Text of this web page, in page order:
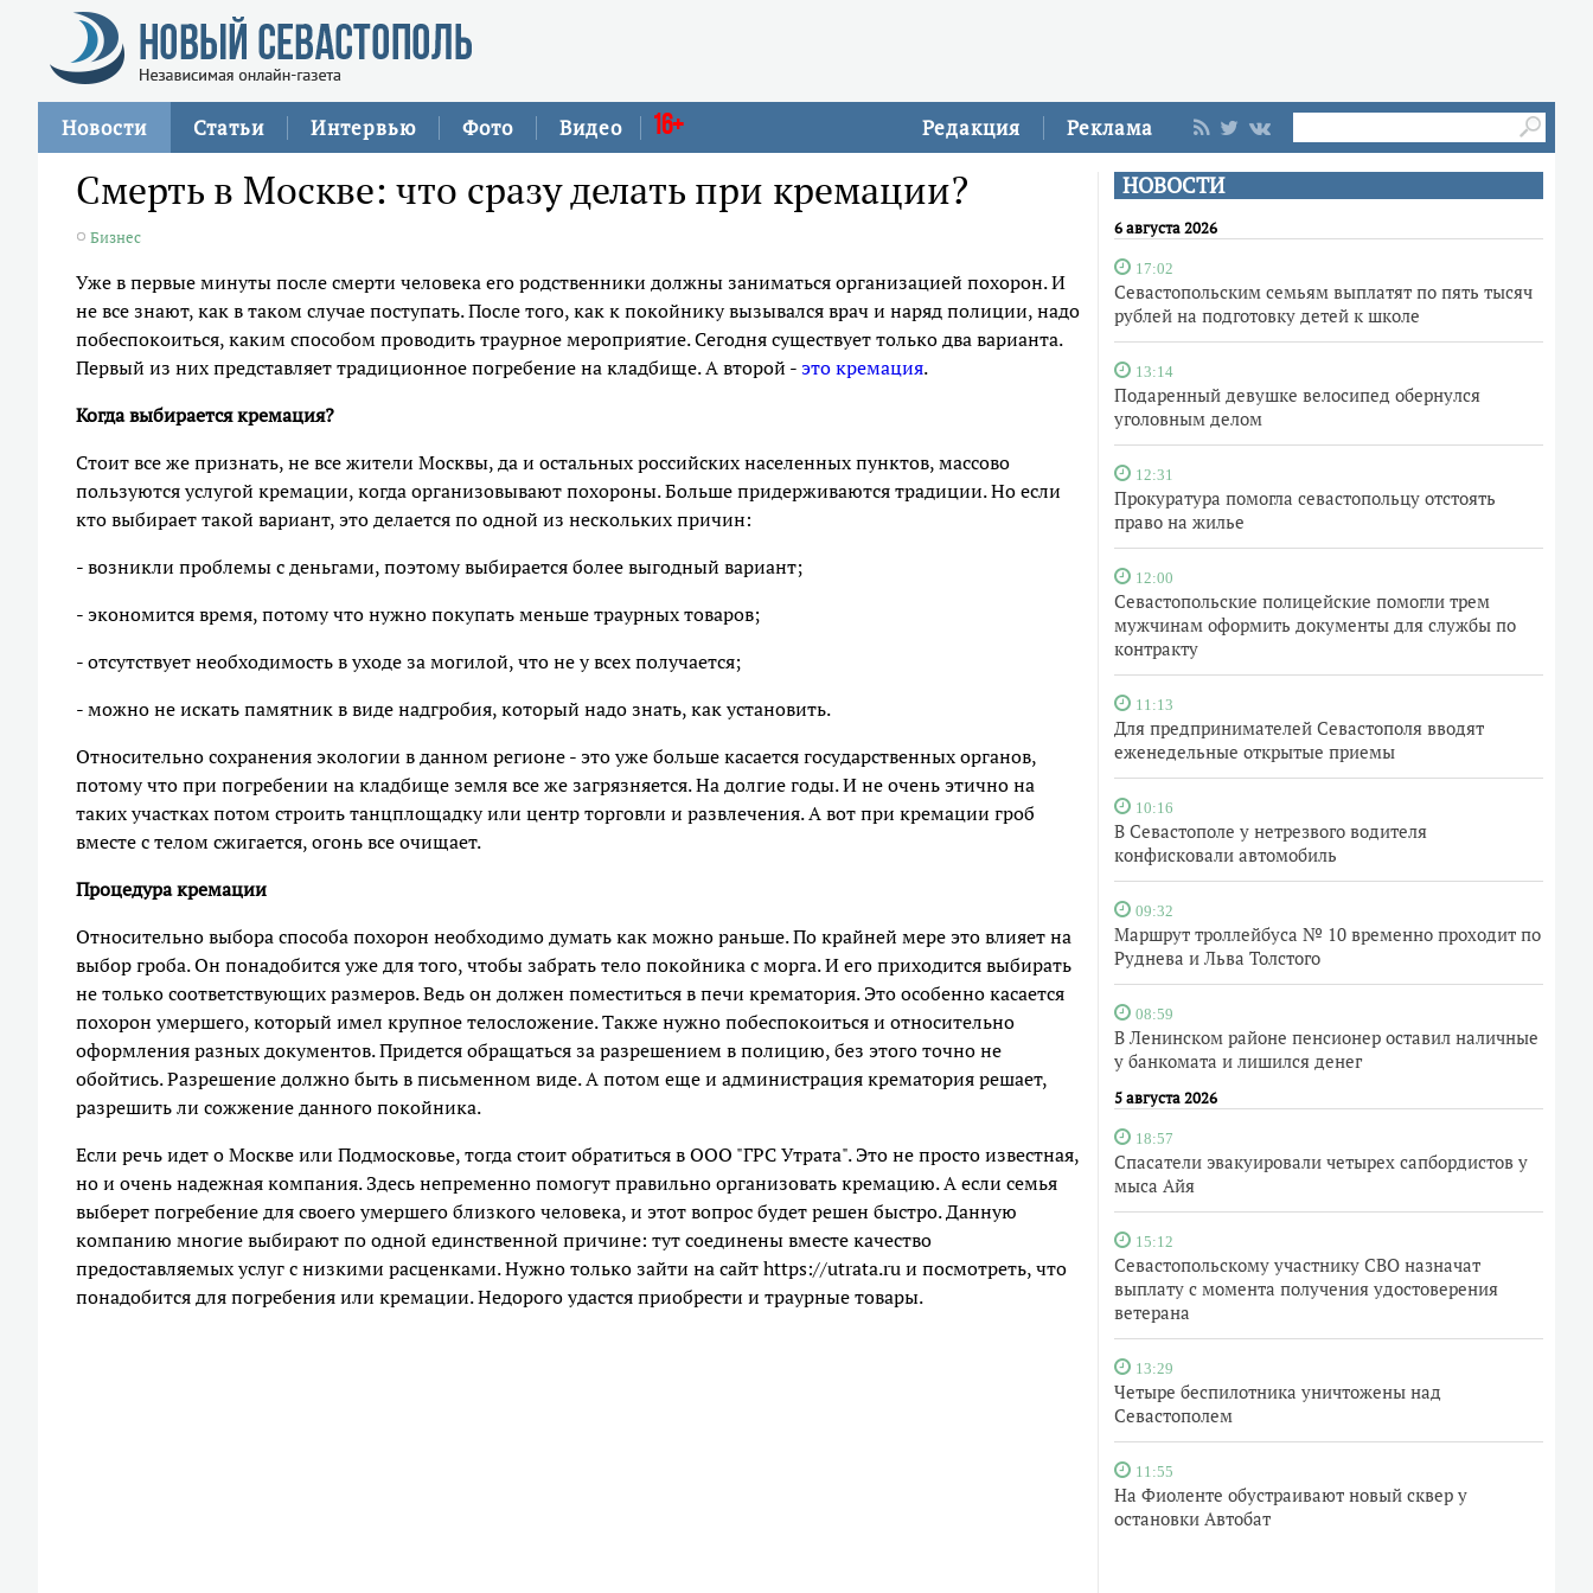
Редакция Реклама
Новости Статьи Интервью Фото Видео 16+
НОВОСТИ
6 августа 2026
17:02
Севастопольским семьям выплатят по пять тысяч
рублей на подготовку детей к школе
13:14
Подаренный девушке велосипед обернулся
уголовным делом
12:31
Прокуратура помогла севастопольцу отстоять
право на жилье
12:00
Севастопольские полицейские помогли трем
мужчинам оформить документы для службы по
контракту
11:13
Для предпринимателей Севастополя вводят
еженедельные открытые приемы
10:16
В Севастополе у нетрезвого водителя
конфисковали автомобиль
09:32
Маршрут троллейбуса № 10 временно проходит по
Руднева и Льва Толстого
08:59
В Ленинском районе пенсионер оставил наличные
у банкомата и лишился денег
5 августа 2026
18:57
Спасатели эвакуировали четырех сапбордистов у
мыса Айя
15:12
Севастопольскому участнику СВО назначат
выплату с момента получения удостоверения
ветерана
13:29
Четыре беспилотника уничтожены над
Севастополем
11:55
На Фиоленте обустраивают новый сквер у
остановки Автобат
Смерть в Москве: что сразу делать при кремации?
Бизнес
Уже в первые минуты после смерти человека его родственники должны заниматься организацией похорон. И
не все знают, как в таком случае поступать. После того, как к покойнику вызывался врач и наряд полиции, надо
побеспокоиться, каким способом проводить траурное мероприятие. Сегодня существует только два варианта.
Первый из них представляет традиционное погребение на кладбище. А второй -это кремация.
Когда выбирается кремация?
Стоит все же признать, не все жители Москвы, да и остальных российских населенных пунктов, массово
пользуются услугой кремации, когда организовывают похороны. Больше придерживаются традиции. Но если
кто выбирает такой вариант, это делается по одной из нескольких причин:
- возникли проблемы с деньгами, поэтому выбирается более выгодный вариант;
- экономится время, потому что нужно покупать меньше траурных товаров;
- отсутствует необходимость в уходе за могилой, что не у всех получается;
- можно не искать памятник в виде надгробия, который надо знать, как установить.
Относительно сохранения экологии в данном регионе - это уже больше касается государственных органов,
потому что при погребении на кладбище земля все же загрязняется. На долгие годы. И не очень этично на
таких участках потом строить танцплощадку или центр торговли и развлечения. А вот при кремации гроб
вместе с телом сжигается, огонь все очищает.
Процедура кремации
Относительно выбора способа похорон необходимо думать как можно раньше. По крайней мере это влияет на
выбор гроба. Он понадобится уже для того, чтобы забрать тело покойника с морга. И его приходится выбирать
не только соответствующих размеров. Ведь он должен поместиться в печи крематория. Это особенно касается
похорон умершего, который имел крупное телосложение. Также нужно побеспокоиться и относительно
оформления разных документов. Придется обращаться за разрешением в полицию, без этого точно не
обойтись. Разрешение должно быть в письменном виде. А потом еще и администрация крематория решает,
разрешить ли сожжение данного покойника.
Если речь идет о Москве или Подмосковье, тогда стоит обратиться в ООО "ГРС Утрата". Это не просто известная,
но и очень надежная компания. Здесь непременно помогут правильно организовать кремацию. А если семья
выберет погребение для своего умершего близкого человека, и этот вопрос будет решен быстро. Данную
компанию многие выбирают по одной единственной причине: тут соединены вместе качество
предоставляемых услуг с низкими расценками. Нужно только зайти на сайт https://utrata.ru и посмотреть, что
понадобится для погребения или кремации. Недорого удастся приобрести и траурные товары.